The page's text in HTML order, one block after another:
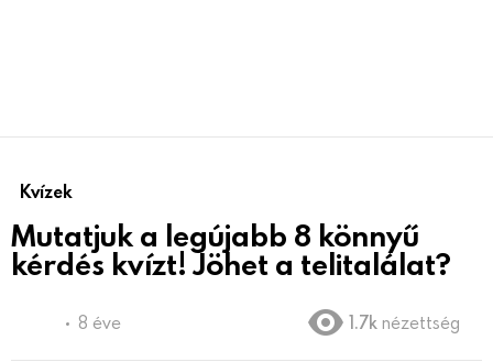
Kvízek
Mutatjuk a legújabb 8 könnyű
kérdés kvízt! Jöhet a telitalálat?
8 éve 1.7k nézettség